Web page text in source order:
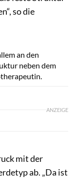
so die
an den
neben dem
ANZEIGE
mit der
ab. „Da ist